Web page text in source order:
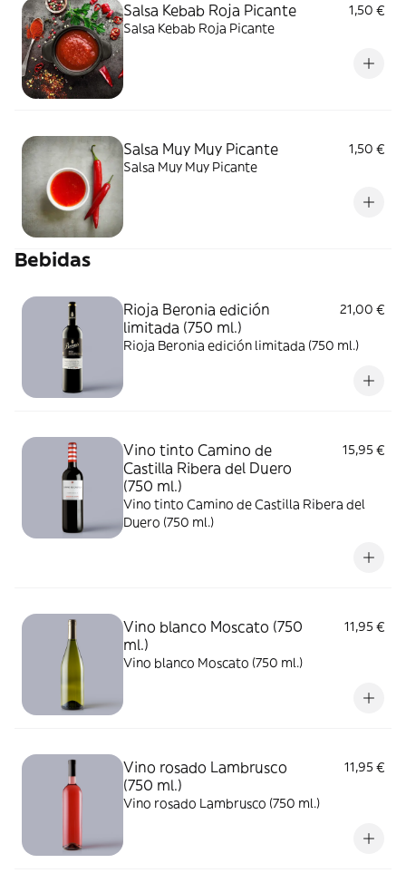
Salsa Kebab Roja Picante
1,50 €
Salsa Kebab Roja Picante
Salsa Muy Muy Picante
1,50 €
Salsa Muy Muy Picante
Bebidas
Rioja Beronia edición
limitada (750 ml.)
21,00 €
Rioja Beronia edición limitada (750 ml.)
Vino tinto Camino de
Castilla Ribera del Duero
(750 ml.)
15,95 €
Vino tinto Camino de Castilla Ribera del
Duero (750 ml.)
Vino blanco Moscato (750
ml.)
11,95 €
Vino blanco Moscato (750 ml.)
Vino rosado Lambrusco
(750 ml.)
11,95 €
Vino rosado Lambrusco (750 ml.)